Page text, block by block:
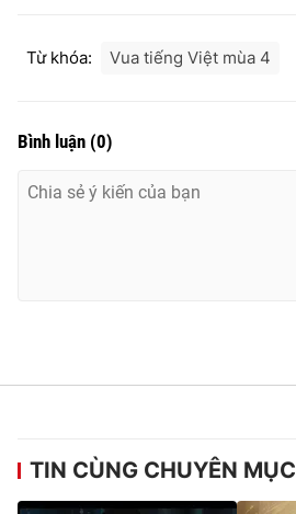
Từ khóa: Vua tiếng Việt mùa 4
Bình luận (0)
TIN CÙNG CHUYÊN MỤC